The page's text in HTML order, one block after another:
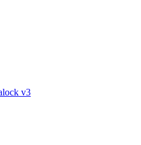
v3